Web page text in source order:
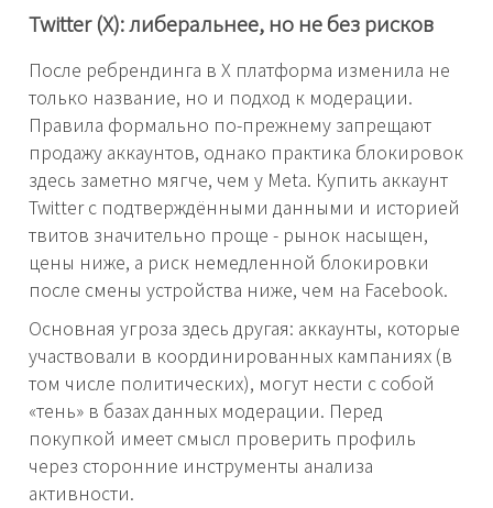
Twitter (X): либеральнее, но не без рисков
После ребрендинга в X платформа изменила не
только название, но и подход к модерации.
Правила формально по-прежнему запрещают
продажу аккаунтов, однако практика блокировок
здесь заметно мягче, чем у Meta. Купить аккаунт
Twitter с подтверждёнными данными и историей
твитов значительно проще - рынок насыщен,
цены ниже, а риск немедленной блокировки
после смены устройства ниже, чем на Facebook.
Основная угроза здесь другая: аккаунты, которые
участвовали в координированных кампаниях (в
том числе политических), могут нести с собой
«тень» в базах данных модерации. Перед
покупкой имеет смысл проверить профиль
через сторонние инструменты анализа
активности.